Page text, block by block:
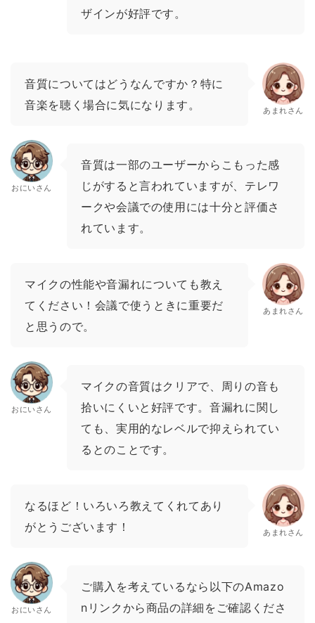
ザインが好評です。
音質についてはどうなんですか？特に
音楽を聴く場合に気になります。
あまれさん
おにいさん
音質は一部のユーザーからこもった感
じがすると言われていますが、テレワ
ークや会議での使用には十分と評価さ
れています。
マイクの性能や音漏れについても教え
てください！会議で使うときに重要だ
と思うので。
あまれさん
おにいさん
マイクの音質はクリアで、周りの音も
拾いにくいと好評です。音漏れに関し
ても、実用的なレベルで抑えられてい
るとのことです。
なるほど！いろいろ教えてくれてあり
がとうございます！
あまれさん
おにいさん
ご購入を考えているなら以下のAmazo
nリンクから商品の詳細をご確認くださ